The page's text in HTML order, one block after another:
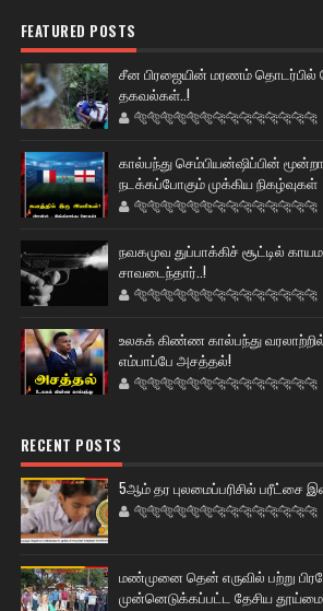
FEATURED POSTS
சீன பிரஜையின் மரணம் தொடர்பில்
தகவல்கள்..!
🐅🐅🐅🐅🐅🐅🐆🐆🐆🐆🐆🐆🐆🐆
கால்பந்து செம்பியன்ஷிப்பின்
நடக்கப்போகும் முக்கிய நிகழ்வுகள்
🐅🐅🐅🐅🐅🐅🐆🐆🐆🐆🐆🐆🐆🐆
நவகமுவ துப்பாக்கிச் சூட்டில்
சாவடைந்தார்..!
🐅🐅🐅🐅🐅🐅🐆🐆🐆🐆🐆🐆🐆🐆
உலகக் கிண்ண கால்பந்து
எம்பாப்பே அசத்தல்!
🐅🐅🐅🐅🐅🐅🐆🐆🐆🐆🐆🐆🐆🐆
RECENT POSTS
5ஆம் தர புலமைப்பரிசில் பரீட்சை
🐅🐅🐅🐅🐅🐅🐆🐆🐆🐆🐆🐆🐆🐆
மண்முனை தென் எருவில் பற்று
முன்னெடுக்கப்பட்ட தேசிய தூய்மை